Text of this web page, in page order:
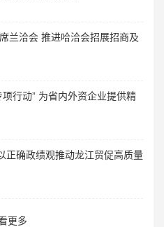
兰洽会 推进哈洽会招展招商及
行动” 为省内外资企业提供精
正确政绩观推动龙江贸促高质量
更多